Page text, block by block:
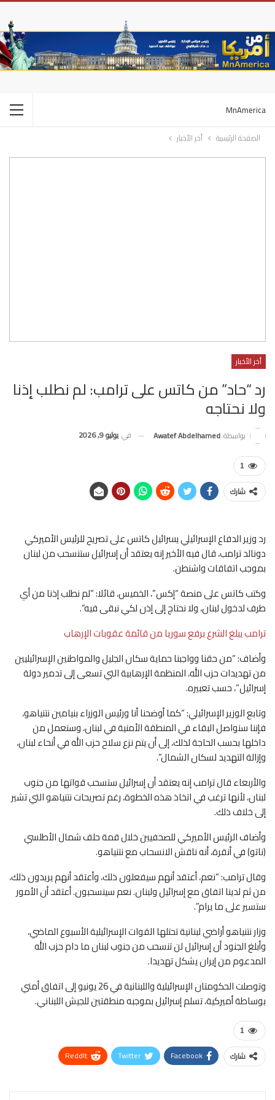
MnAmerica
الصفحة الرئيسية أخر الأخبار
أخر الأخبار
رد “حاد” من كاتس على ترامب: لم نطلب إذنا
ولا نحتاجه
بواسطة Awatef Abdelhamed في يوليو 9, 2026
1
شارك
رد وزير الدفاع الإسرائيلي يسرائيل كاتس على تصريح للرئيس الأميركي
دونالد ترامب، قال فيه الأخير إنه يعتقد أن إسرائيل ستنسحب من لبنان
بموجب اتفاقات واشنطن.
وكتب كاتس على منصة “إكس”، الخميس، قائلا: “لم نطلب إذنا من أي
طرف لدخول لبنان، ولا نحتاج إلى إذن لكي نبقى فيه”.
ترامب يبلغ الشرع برفع سوريا من قائمة عقوبات الإرهاب
وأضاف: “من حقنا وواجبنا حماية سكان الجليل والمواطنين الإسرائيليين
من تهديدات حزب الله، المنظمة الإرهابية التي تسعى إلى تدمير دولة
إسرائيل”، حسب تعبيره.
وتابع الوزير الإسرائيلي: “كما أوضحنا أنا ورئيس الوزراء بنيامين نتنياهو،
فإننا سنواصل البقاء في المنطقة الأمنية في لبنان، وسنعمل من
داخلها بحسب الحاجة لذلك، إلى أن يتم نزع سلاح حزب الله في أنحاء لبنان،
وإزالة التهديد لسكان الشمال”.
والأربعاء قال ترامب ⁠إنه يعتقد أن إسرائيل ستسحب قواتها من جنوب
لبنان، لأنها ترغب في اتخاذ هذه الخطوة، رغم تصريحات نتنياهو التي تشير
إلى خلاف ‌ذلك.
وأضاف الرئيس الأميركي للصحفيين خلال قمة حلف شمال الأطلسي
(ناتو) في أنقرة، أنه ناقش الانسحاب مع نتنياهو.
وقال ‌ترامب: “نعم، أعتقد أنهم سيفعلون ‌ذلك، ⁠وأعتقد أنهم يريدون ذلك،
من ثم لدينا اتفاق مع إسرائيل ولبنان. نعم ⁠سينسحبون. أعتقد ‌أن الأمور
ستسير على ما ⁠يرام”.
وزار نتنياهو أراضي لبنانية تحتلها ⁠القوات الإسرائيلية الأسبوع الماضي،
وأبلغ الجنود أن إسرائيل لن ⁠تنسحب من جنوب لبنان ما دام حزب الله
المدعوم من إيران يشكل تهديدا.
وتوصلت الحكومتان الإسرائيلية واللبنانية في 26 يونيو إلى اتفاق أمني
بوساطة أميركية، تسلم إسرائيل ‌بموجبه منطقتين للجيش اللبناني.
1
شارك Facebook
Twitter
ReddIt